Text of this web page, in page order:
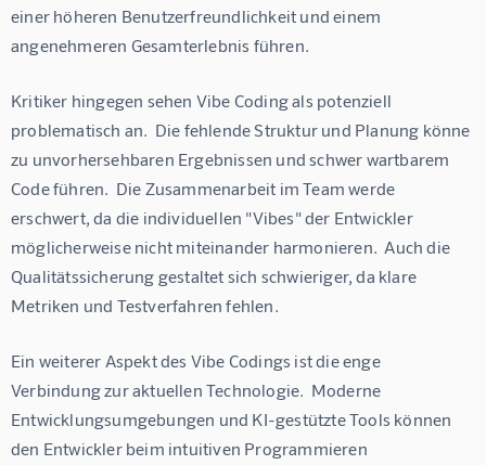
einer höheren Benutzerfreundlichkeit und einem
angenehmeren Gesamterlebnis führen.
Kritiker hingegen sehen Vibe Coding als potenziell
problematisch an.  Die fehlende Struktur und Planung könne
zu unvorhersehbaren Ergebnissen und schwer wartbarem
Code führen.  Die Zusammenarbeit im Team werde
erschwert, da die individuellen "Vibes" der Entwickler
möglicherweise nicht miteinander harmonieren.  Auch die
Qualitätssicherung gestaltet sich schwieriger, da klare
Metriken und Testverfahren fehlen.
Ein weiterer Aspekt des Vibe Codings ist die enge
Verbindung zur aktuellen Technologie.  Moderne
Entwicklungsumgebungen und KI-gestützte Tools können
den Entwickler beim intuitiven Programmieren